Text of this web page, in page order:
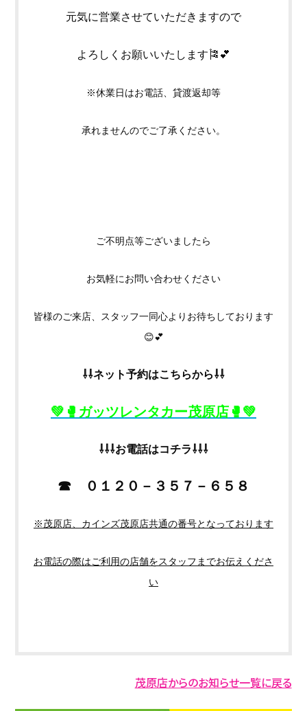
元気に営業させていただきますので
よろしくお願いいたします🎏💕
※休業日はお電話、貸渡返却等
承れませんのでご了承ください。
ご不明点等ございましたら
お気軽にお問い合わせください
皆様のご来店、スタッフ一同心よりお待ちしております
😊💕
⇩⇩ネット予約はこちらから⇩⇩
💚🥊ガッツレンタカー茂原店🥊💚
⇩⇩⇩お電話はコチラ⇩⇩⇩
☎ ０１２０－３５７－６５８
※茂原店、カインズ茂原店共通の番号となっております
お電話の際はご利用の店舗をスタッフまでお伝えくださ
い
茂原店からのお知らせ一覧に戻る